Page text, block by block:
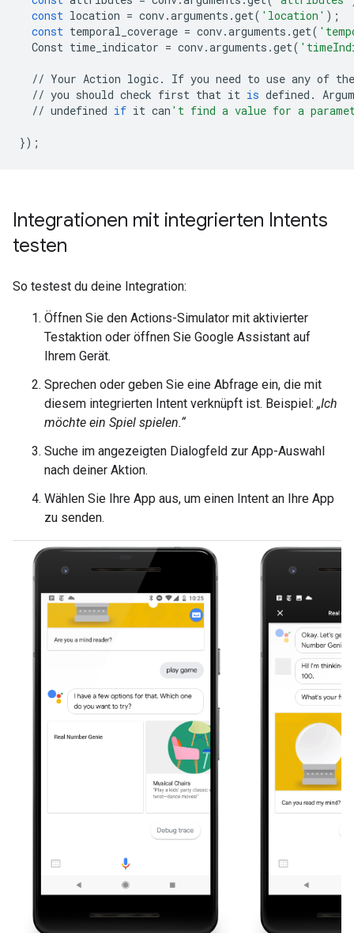
const location = conv.arguments .get( 'location' );
const temporal_coverage = conv.arguments .get(
Const time_indicator = conv.arguments .get(
// Your Action logic. If you need to use any of the
// you should check first that it is defined .
// undefined if it can 't find a value for a
});
Integrationen mit integrierten Intents
testen
So testest du deine Integration:
Öffnen Sie den Actions-Simulator mit aktivierter
Testaktion oder öffnen Sie Google Assistant auf
Ihrem Gerät.
Sprechen oder geben Sie eine Abfrage ein, die mit
diesem integrierten Intent verknüpft ist. Beispiel: „Ich
möchte ein Spiel spielen.“
Suche im angezeigten Dialogfeld zur App-Auswahl
nach deiner Aktion.
Wählen Sie Ihre App aus, um einen Intent an Ihre App
zu senden.